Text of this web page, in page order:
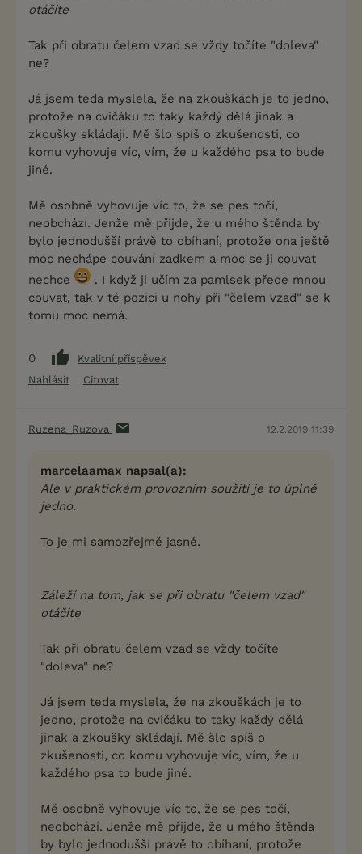
otáčíte
Tak při obratu čelem vzad se vždy točíte "doleva"
ne?
Já jsem teda myslela, že na zkouškách je to jedno,
protože na cvičáku to taky každý dělá jinak a
zkoušky skládají. Mě šlo spíš o zkušenosti, co
komu vyhovuje víc, vím, že u každého psa to bude
jiné.
Mě osobně vyhovuje víc to, že se pes točí,
neobchází. Jenže mě přijde, že u mého štěnda by
bylo jednodušší právě to obíhaní, protože ona ještě
moc nechápe couvání zadkem a moc se ji couvat
nechce
. I když ji učím za pamlsek přede mnou
couvat, tak v té pozici u nohy při "čelem vzad" se k
tomu moc nemá.
0
Kvalitní příspěvek
Nahlásit
Citovat
Ruzena_Ruzova 12.2.2019 11:39
marcelaamax napsal(a):
Ale v praktickém provozním soužití je to úplně
jedno.
To je mi samozřejmě jasné.
Záleží na tom, jak se při obratu "čelem vzad"
otáčíte
Tak při obratu čelem vzad se vždy točíte
"doleva" ne?
Já jsem teda myslela, že na zkouškách je to
jedno, protože na cvičáku to taky každý dělá
jinak a zkoušky skládají. Mě šlo spíš o
zkušenosti, co komu vyhovuje víc, vím, že u
každého psa to bude jiné.
Mě osobně vyhovuje víc to, že se pes točí,
neobchází. Jenže mě přijde, že u mého štěnda
by bylo jednodušší právě to obíhaní, protože